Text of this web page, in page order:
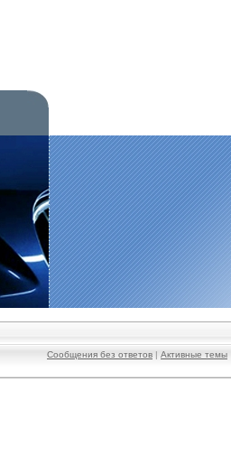
Сообщения без ответов | Активные темы